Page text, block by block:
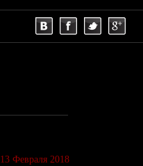
13 Февраля 2018